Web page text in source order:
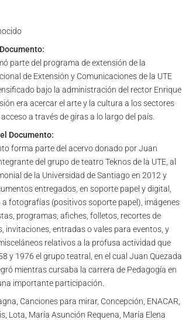
parte del programa de extensión de la
de Extensión y Comunicaciones de la UTE
bajo la administración del rector Enrique
era acercar el arte y la cultura a los sectores
a través de giras a lo largo del país.
Documento:
forma parte del acervo donado por Juan
del grupo de teatro Teknos de la UTE, al
de la Universidad de Santiago en 2012 y
entregados, en soporte papel y digital,
a fotografías (positivos soporte papel), imágenes
programas, afiches, folletos, recortes de
invitaciones, entradas o vales para eventos, y
relativos a la profusa actividad que
y 1976 el grupo teatral, en el cual Juan Quezada
mientras cursaba la carrera de Pedagogía en
importante participación.
Canciones para mirar, Concepción, ENACAR,
Lota, María Asunción Requena, María Elena